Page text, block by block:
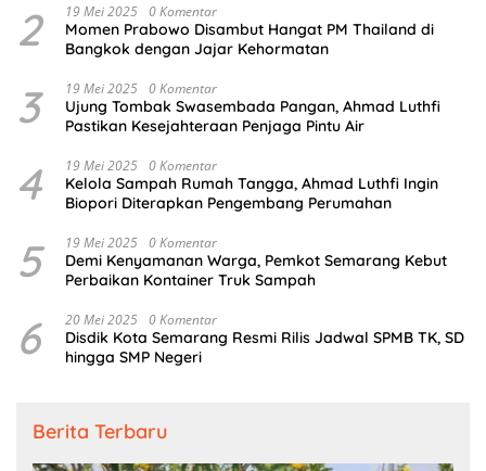
2 19 Mei 2025 0 Komentar
Momen Prabowo Disambut Hangat PM Thailand di
Bangkok dengan Jajar Kehormatan
3 19 Mei 2025 0 Komentar
Ujung Tombak Swasembada Pangan, Ahmad Luthfi
Pastikan Kesejahteraan Penjaga Pintu Air
4 19 Mei 2025 0 Komentar
Kelola Sampah Rumah Tangga, Ahmad Luthfi Ingin
Biopori Diterapkan Pengembang Perumahan
5 19 Mei 2025 0 Komentar
Demi Kenyamanan Warga, Pemkot Semarang Kebut
Perbaikan Kontainer Truk Sampah
6 20 Mei 2025 0 Komentar
Disdik Kota Semarang Resmi Rilis Jadwal SPMB TK, SD
hingga SMP Negeri
Berita Terbaru